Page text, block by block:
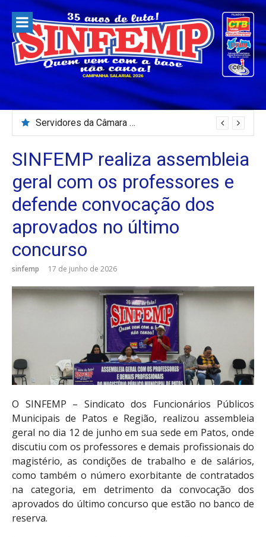
para
conteúdo
Servidores da Câmara Municipal de Patos paralisam e fazem protesto
SINFEMP realiza assembleia
geral com os professores e
defende convocação dos
aprovados no último
concurso
sinfemp 17 de junho de 2026
O SINFEMP – Sindicato dos Funcionários Públicos
Municipais de Patos e Região, realizou assembleia
geral no dia 12 de junho em sua sede em Patos, onde
discutiu com os professores e demais profissionais do
magistério, as condições de trabalho e de salários,
como também o número exorbitante de contratados
na categoria, em detrimento da convocação dos
aprovados do último concurso que estão no banco de
reserva.